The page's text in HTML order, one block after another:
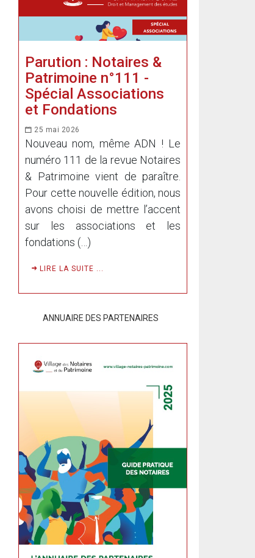
Parution : Notaires &
Patrimoine n°111 -
Spécial Associations
et Fondations
25 mai 2026
Nouveau nom, même ADN ! Le
numéro 111 de la revue Notaires
& Patrimoine vient de paraître.
Pour cette nouvelle édition, nous
avons choisi de mettre l’accent
sur les associations et les
fondations (…)
LIRE LA SUITE ...
ANNUAIRE DES PARTENAIRES